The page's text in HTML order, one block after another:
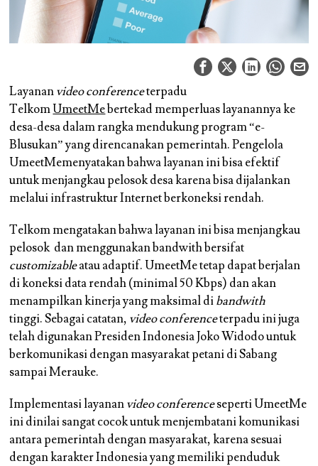
Layananvideo conferenceterpadu
TelkomUmeetMebertekad memperluas layanannya ke
desa-desa dalam rangka mendukung program “e-
Blusukan” yang direncanakan pemerintah. Pengelola
UmeetMemenyatakan bahwa layanan ini bisa efektif
untuk menjangkau pelosok desa karena bisa dijalankan
melalui infrastruktur Internet berkoneksi rendah.
Telkom mengatakan bahwa layanan ini bisa menjangkau
pelosok dan menggunakan bandwith bersifat
customizableatau adaptif. UmeetMe tetap dapat berjalan
di koneksi data rendah (minimal 50 Kbps) dan akan
menampilkan kinerja yang maksimal dibandwith
tinggi. Sebagai catatan, video conferenceterpadu ini juga
telah digunakan Presiden Indonesia Joko Widodo untuk
berkomunikasi dengan masyarakat petani di Sabang
sampai Merauke.
Implementasi layananvideo conferenceseperti UmeetMe
ini dinilai sangat cocok untuk menjembatani komunikasi
antara pemerintah dengan masyarakat, karena sesuai
dengan karakter Indonesia yang memiliki penduduk